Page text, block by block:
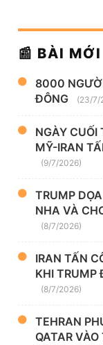
📰 BÀI
8000
ĐÔNG
(23/7/
NGÀY CUỐI
MỸ-IRAN
(9/7/2026)
TRUMP
NHA VÀ
(8/7/2026)
IRAN TẤN
KHI TRUMP
(8/7/2026)
TEHRAN
QATAR